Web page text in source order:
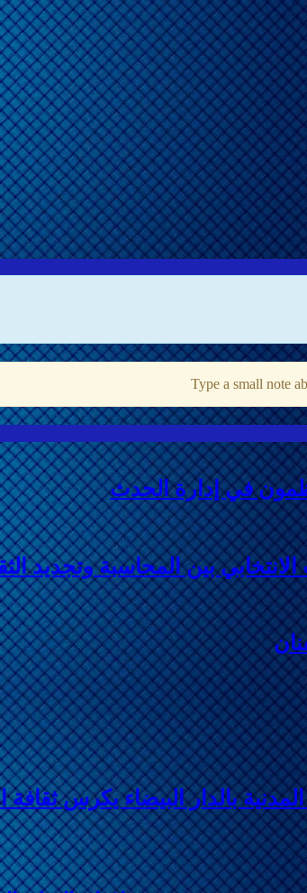
Type a small note
في إدارة الحدث
بين المحاسبة وتجديد
بالدار البيضاء يكرس ثقافة